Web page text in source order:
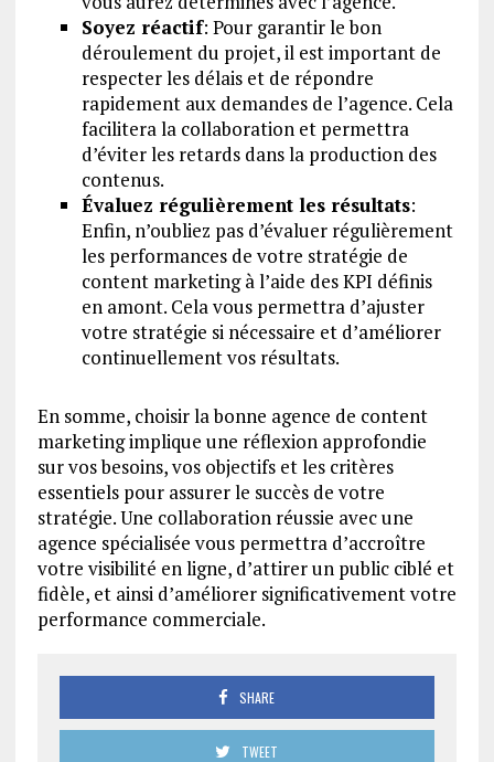
Soyez réactif: Pour garantir le bon
déroulement du projet, il est important de
respecter les délais et de répondre
rapidement aux demandes de l’agence. Cela
facilitera la collaboration et permettra
d’éviter les retards dans la production des
contenus.
Évaluez régulièrement les résultats:
Enfin, n’oubliez pas d’évaluer régulièrement
les performances de votre stratégie de
content marketing à l’aide des KPI définis
en amont. Cela vous permettra d’ajuster
votre stratégie si nécessaire et d’améliorer
continuellement vos résultats.
En somme, choisir la bonne agence de content
marketing implique une réflexion approfondie
sur vos besoins, vos objectifs et les critères
essentiels pour assurer le succès de votre
stratégie. Une collaboration réussie avec une
agence spécialisée vous permettra d’accroître
votre visibilité en ligne, d’attirer un public ciblé et
fidèle, et ainsi d’améliorer significativement votre
performance commerciale.
SHARE
TWEET